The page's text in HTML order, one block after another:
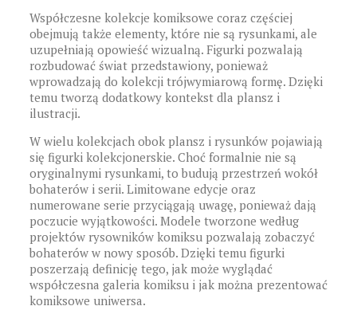
Współczesne kolekcje komiksowe coraz częściej
obejmują także elementy, które nie są rysunkami, ale
uzupełniają opowieść wizualną. Figurki pozwalają
rozbudować świat przedstawiony, ponieważ
wprowadzają do kolekcji trójwymiarową formę. Dzięki
temu tworzą dodatkowy kontekst dla plansz i
ilustracji.
W wielu kolekcjach obok plansz i rysunków pojawiają
się figurki kolekcjonerskie. Choć formalnie nie są
oryginalnymi rysunkami, to budują przestrzeń wokół
bohaterów i serii. Limitowane edycje oraz
numerowane serie przyciągają uwagę, ponieważ dają
poczucie wyjątkowości. Modele tworzone według
projektów rysowników komiksu pozwalają zobaczyć
bohaterów w nowy sposób. Dzięki temu figurki
poszerzają definicję tego, jak może wyglądać
współczesna galeria komiksu i jak można prezentować
komiksowe uniwersa.